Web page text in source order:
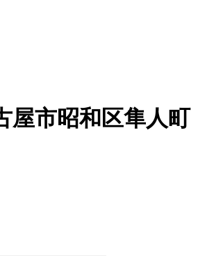
屋市昭和区隼人町